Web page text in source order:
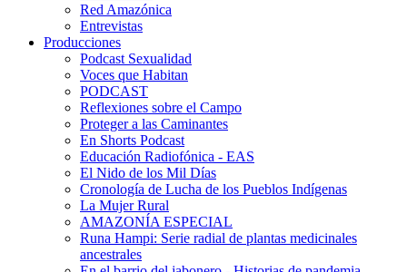
Red Amazónica
Entrevistas
Producciones
Podcast Sexualidad
Voces que Habitan
PODCAST
Reflexiones sobre el Campo
Proteger a las Caminantes
En Shorts Podcast
Educación Radiofónica - EAS
El Nido de los Mil Días
Cronología de Lucha de los Pueblos Indígenas
La Mujer Rural
AMAZONÍA ESPECIAL
Runa Hampi: Serie radial de plantas medicinales
ancestrales